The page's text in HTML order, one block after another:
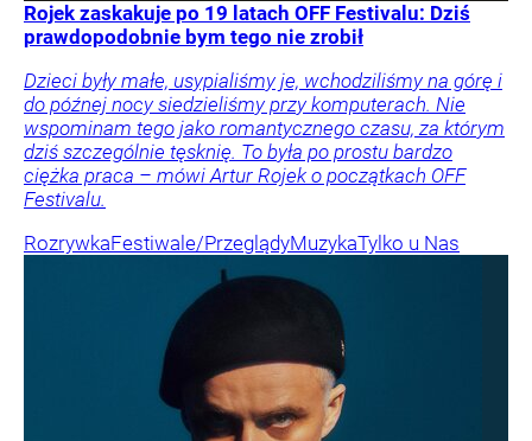
Rojek zaskakuje po 19 latach OFF Festivalu: Dziś
prawdopodobnie bym tego nie zrobił
Dzieci były małe, usypialiśmy je, wchodziliśmy na górę i
do późnej nocy siedzieliśmy przy komputerach. Nie
wspominam tego jako romantycznego czasu, za którym
dziś szczególnie tęsknię. To była po prostu bardzo
ciężka praca – mówi Artur Rojek o początkach OFF
Festivalu.
RozrywkaFestiwale/PrzeglądyMuzykaTylko u Nas